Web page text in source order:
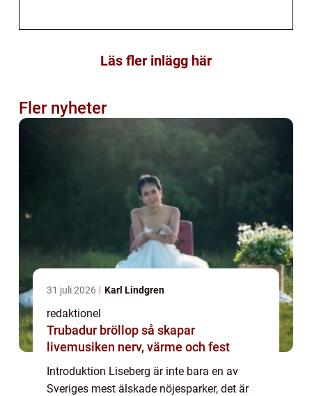
Läs fler inlägg här
Fler nyheter
31 juli 2026 Karl Lindgren
redaktionel
Trubadur bröllop så skapar
livemusiken nerv, värme och fest
Introduktion Liseberg är inte bara en av
Sveriges mest älskade nöjesparker, det är